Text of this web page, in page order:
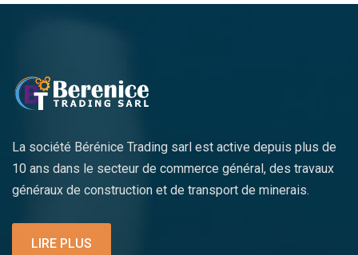
La société Bérénice Trading sarl est active depuis plus de
10 ans dans le secteur de commerce général, des travaux
généraux de construction et de transport de minerais.
LIRE PLUS